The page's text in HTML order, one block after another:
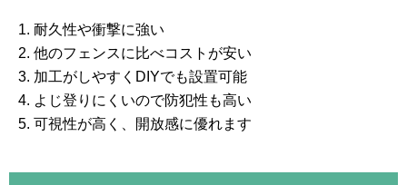
耐久性や衝撃に強い
他のフェンスに比べコストが安い
加工がしやすくDIYでも設置可能
よじ登りにくいので防犯性も高い
可視性が高く、開放感に優れます